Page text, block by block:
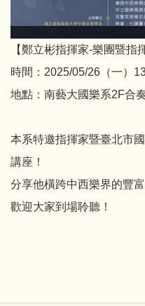
【鄭立彬指揮家-樂團暨指
時間：2025/05/26（一）
地點：南藝大國樂系2F合
本系特邀指揮家暨臺北市
講座！
分享他橫跨中西樂界的豐
歡迎大家到場聆聽！